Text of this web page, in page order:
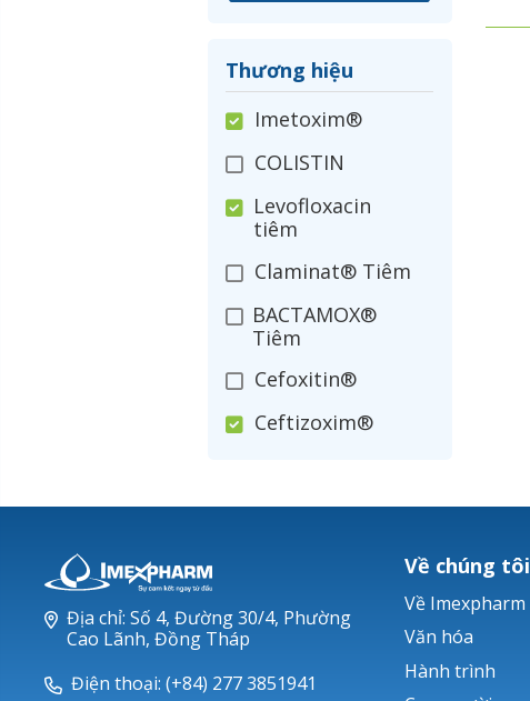
Thương hiệu
Imetoxim®
COLISTIN
Levofloxacin
tiêm
Claminat® Tiêm
BACTAMOX®
Tiêm
Cefoxitin®
Ceftizoxim®
Nerusyn®
Ticarlinat®
Zobacta®
Địa chỉ: Số 4, Đường 30/4, Phường
Cao Lãnh, Đồng Tháp
Điện thoại: (+84) 277 3851941
Về chúng tôi
Về Imexpharm
Văn hóa
Hành trình